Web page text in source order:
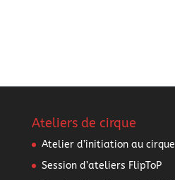
Ateliers de cirque
Atelier d’initiation au cirque
Session d’ateliers FlipToP